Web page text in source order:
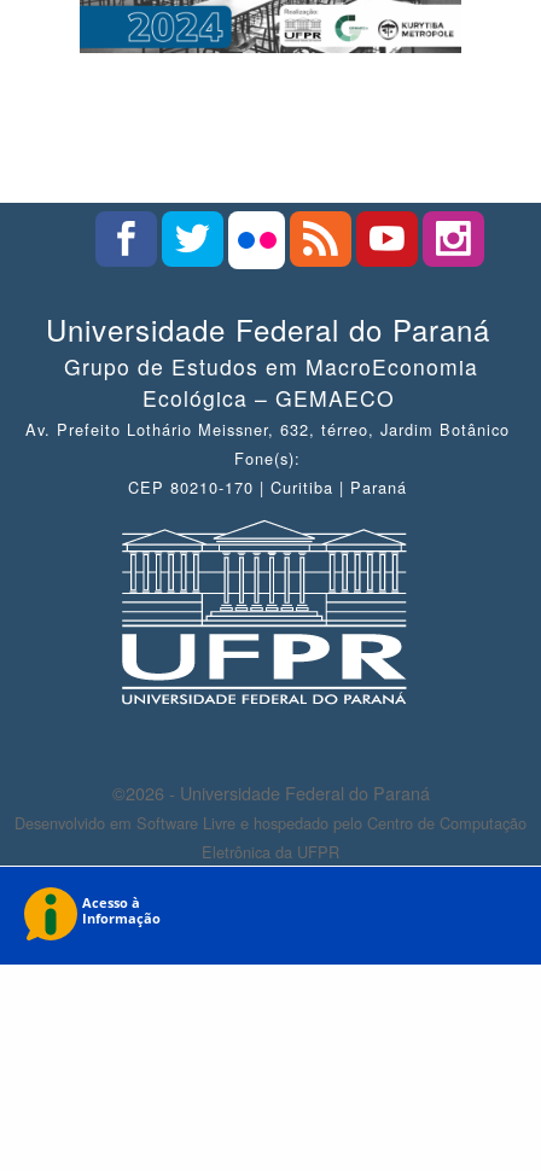
Universidade Federal do Paraná
Grupo de Estudos em MacroEconomia
Ecológica – GEMAECO
Av. Prefeito Lothário Meissner, 632, térreo, Jardim Botânico
Fone(s):
CEP 80210-170 | Curitiba | Paraná
©2026 - Universidade Federal do Paraná
Desenvolvido em Software Livre e hospedado pelo Centro de Computação
Eletrônica da UFPR